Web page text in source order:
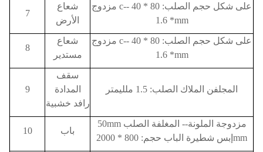
7
شعاع
الأرض
مزدوج c-- على شكل حجم الصلب: 80 * 40
* 1.6mm
8
شعاع
مستدير
مزدوج c-- على شكل حجم الصلب: 80 * 40
* 1.6mm
9
سقف
المدادة
رافد خشبية
المجلفن الملاك الصلب: 1.5 ملليمتر
10 باب
50mm مزدوجة الملونة-- المغلفة الصلب
إبس شطيرة الباب حجم: 800 * 2000mm